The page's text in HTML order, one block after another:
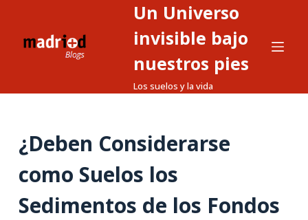
o
Un Universo
invisible bajo
nuestros pies
Los suelos y la vida
¿Deben Considerarse
como Suelos los
Sedimentos de los Fondos